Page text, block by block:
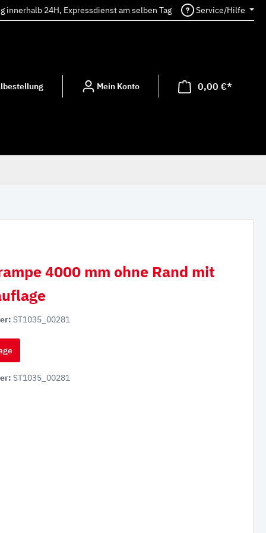
innerhalb 24H, Expressdienst am selben Tag Service/Hilfe
Mein Konto 0,00 €*
4000 mm ohne Rand mit
ST1035_00281
ST1035_00281